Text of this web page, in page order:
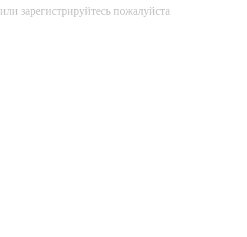
или зарегистрируйтесь пожалуйста